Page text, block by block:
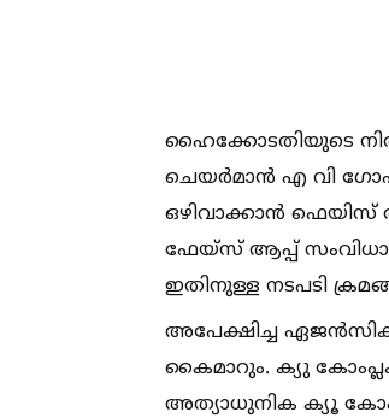
ഹൈക്കോടതിയുടെ
ചെയര്‍മാന്‍ എ വി
ഒഴിവാക്കാന്‍ ഫെയിസ്
ഫേയ്‌സ് ആപ്പ്
ഇതിനുള്ള നടപടി
അപേക്ഷിച്ച
കൈമാറും. ക്യു
അത്യാധുനിക ക്യൂ